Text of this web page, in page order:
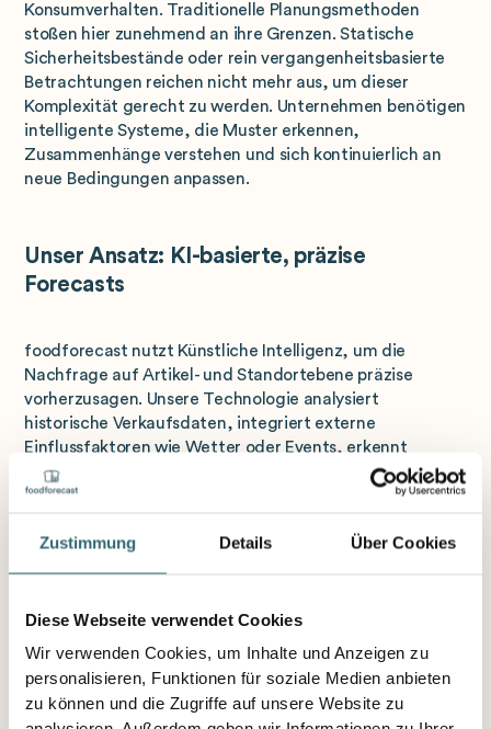
Zustimmung Details Über Cookies
Diese Webseite verwendet Cookies
Wir verwenden Cookies, um Inhalte und Anzeigen zu
personalisieren, Funktionen für soziale Medien anbieten
zu können und die Zugriffe auf unsere Website zu
Konsumverhalten. Traditionelle Planungsmethoden
stoßen hier zunehmend an ihre Grenzen. Statische
Sicherheitsbestände oder rein vergangenheitsbasierte
Betrachtungen reichen nicht mehr aus, um dieser
Komplexität gerecht zu werden. Unternehmen benötigen
intelligente Systeme, die Muster erkennen,
Zusammenhänge verstehen und sich kontinuierlich an
neue Bedingungen anpassen.
Unser Ansatz: KI-basierte, präzise
Forecasts
foodforecast nutzt Künstliche Intelligenz, um die
Nachfrage auf Artikel- und Standortebene präzise
vorherzusagen. Unsere Technologie analysiert
historische Verkaufsdaten, integriert externe
Einflussfaktoren wie Wetter oder Events, erkennt
komplexe Nachfragemuster und lernt kontinuierlich aus
neuen Daten. Das Ergebnis sind hochpräzise Prognosen,
Bestell- und Produktionsmengen dienen.
Der doppelte Hebel: Mehr Umsatz und
weniger Abschriften
Präzisere Forecasts wirken gleich doppelt positiv: